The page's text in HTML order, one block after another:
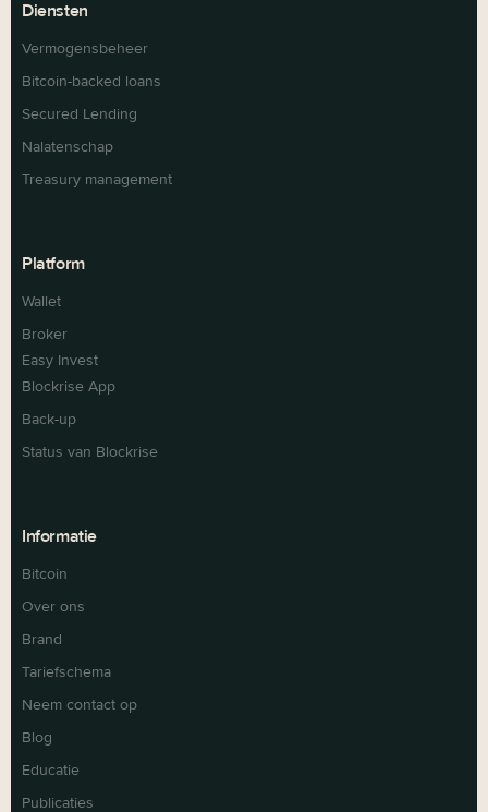
Diensten
Vermogensbeheer
Bitcoin-backed loans
Secured Lending
Nalatenschap
Treasury management
Platform
Wallet
Broker
Easy Invest
Blockrise App
Back-up
Status van Blockrise
Informatie
Bitcoin
Over ons
Brand
Tariefschema
Neem contact op
Blog
Educatie
Publicaties